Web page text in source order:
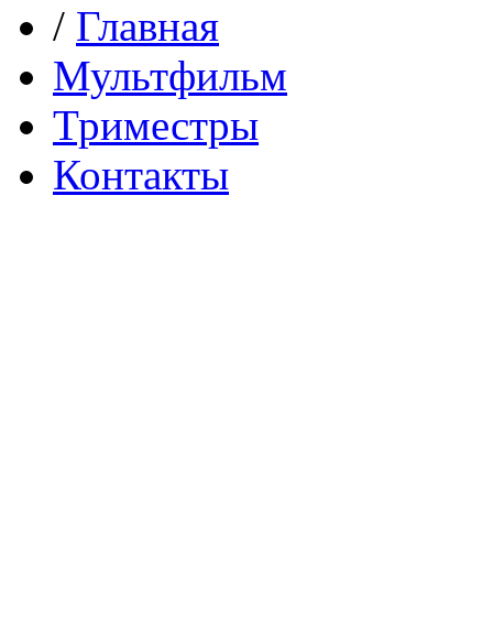
/ Главная
Мультфильм
Триместры
Контакты